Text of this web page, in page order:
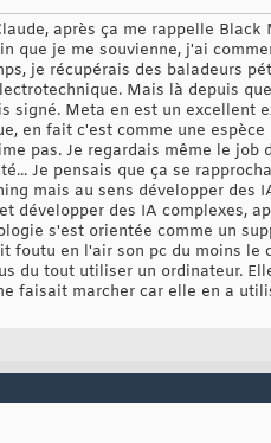
après ça me rappelle
que je me souvienne, j'ai
je récupérais des baladeurs
Mais là depuis
signé. Meta en est un excellent
en fait c'est comme une
pas. Je regardais même le
Je pensais que ça se
mais au sens développer des
développer des IA complexes,
s'est orientée comme un
foutu en l'air son pc du moins
du tout utiliser un ordinateur.
faisait marcher car elle en a